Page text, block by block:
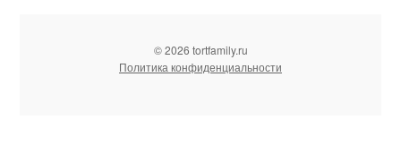
© 2026 tortfamily.ru
Политика конфиденциальности